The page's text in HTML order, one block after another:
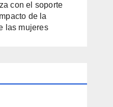
con el soporte
de la
las mujeres